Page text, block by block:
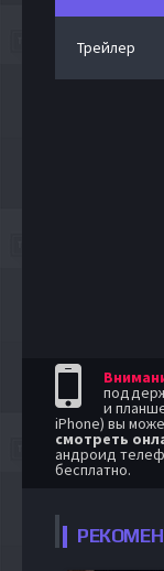
Трейлер
и
iPhone) вы
смотреть
андроид
бесплатно.